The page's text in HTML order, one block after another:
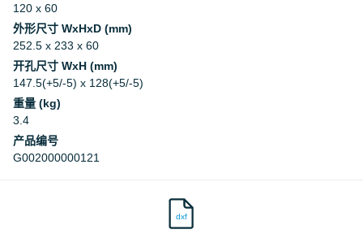
DNV
DNV
Underwriters Laboratories Inc.
Underwriters Laboratories Inc.
120 x 60
外形尺寸 WxHxD (mm)
252.5 x 233 x 60
开孔尺寸 WxH (mm)
147.5(+5/-5) x 128(+5/-5)
重量 (kg)
3.4
产品编号
G002000000121
dxf